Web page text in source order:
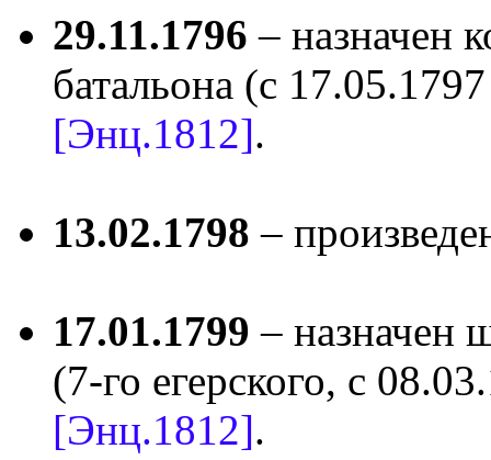
29.11.1796 – назначен
батальона (с
[Энц.1812].
13.02.1798 –
17.01.1799 – назначен
(7-го егерского, с
[Энц.1812].